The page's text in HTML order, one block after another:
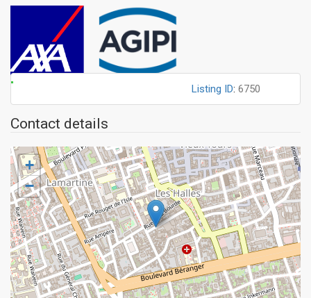
Listing ID: 6750
Contact details
+
−